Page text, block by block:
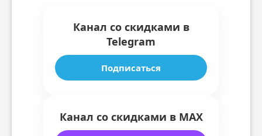
Канал со скидками в
Telegram
Подписаться
Канал со скидками в MAX